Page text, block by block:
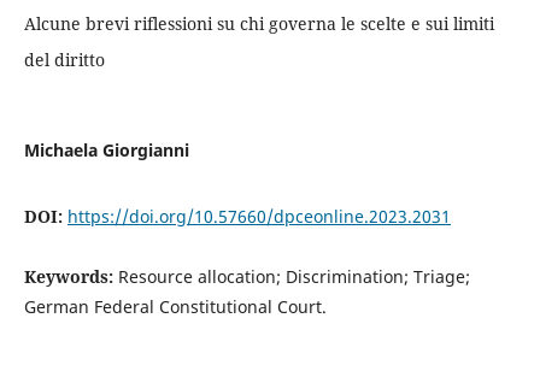
Alcune brevi riflessioni su chi governa le scelte e sui limiti
del diritto
Michaela Giorgianni
DOI: https://doi.org/10.57660/dpceonline.2023.2031
Keywords: Resource allocation; Discrimination; Triage;
German Federal Constitutional Court.